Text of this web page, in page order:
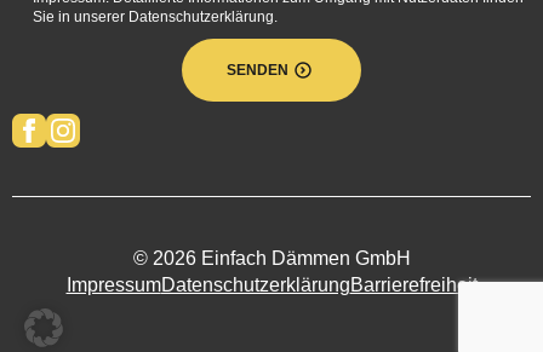
Sie in unserer Datenschutzerklärung.
SENDEN
© 2026 Einfach Dämmen GmbH
ImpressumDatenschutzerklärungBarrierefreiheit